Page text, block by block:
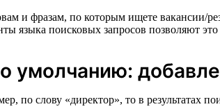
и фразам, по которым ищете вакансии/
языка поисковых запросов позволяют это
умолчанию:
по слову «директор», то в